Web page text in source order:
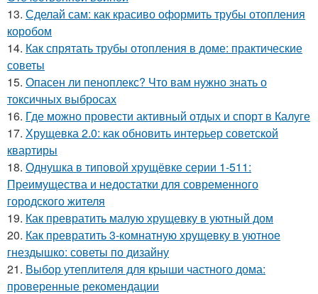
13. Сделай сам: как красиво оформить трубы отопления
коробом
14. Как спрятать трубы отопления в доме: практические
советы
15. Опасен ли пеноплекс? Что вам нужно знать о
токсичных выбросах
16. Где можно провести активный отдых и спорт в Калуге
17. Хрущевка 2.0: как обновить интерьер советской
квартиры
18. Однушка в типовой хрущёвке серии 1-511:
Преимущества и недостатки для современного
городского жителя
19. Как превратить малую хрущевку в уютный дом
20. Как превратить 3-комнатную хрущевку в уютное
гнездышко: советы по дизайну
21. Выбор утеплителя для крыши частного дома:
проверенные рекомендации